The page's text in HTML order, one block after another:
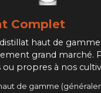
Complet
haut de
grand marché.
ou propres à nos
de gamme